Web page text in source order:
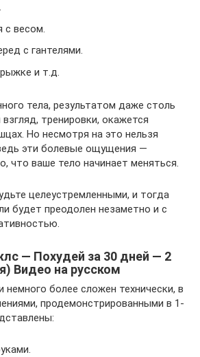
с весом.
с гантелями.
и т.д.
тела, результатом даже столь
тренировки, окажется
Но несмотря на это нельзя
эти болевые ощущения —
что ваше тело начинает меняться.
целеустремленными, и тогда
будет преодолен незаметно и с
— Похудей за 30 дней — 2
Видео на русском
немного более сложен технически, в
продемонстрированными в 1-